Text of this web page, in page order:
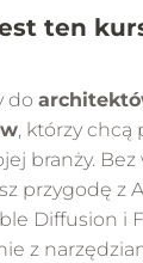
ten
do
, którzy chcą
branży.
przygodę z
Diffusion i
z